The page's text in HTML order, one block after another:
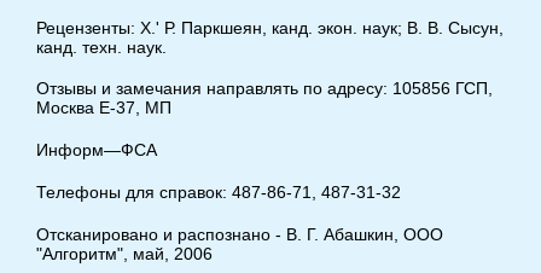
Рецензенты: X.' Р. Паркшеян, канд. экон. наук; В. В. Сысун,
канд. техн. наук.
Отзывы и замечания направлять по адресу: 105856 ГСП,
Москва Е-37, МП
Информ—ФСА
Телефоны для справок: 487-86-71, 487-31-32
Отсканировано и распознано - В. Г. Абашкин, ООО
"Алгоритм", май, 2006